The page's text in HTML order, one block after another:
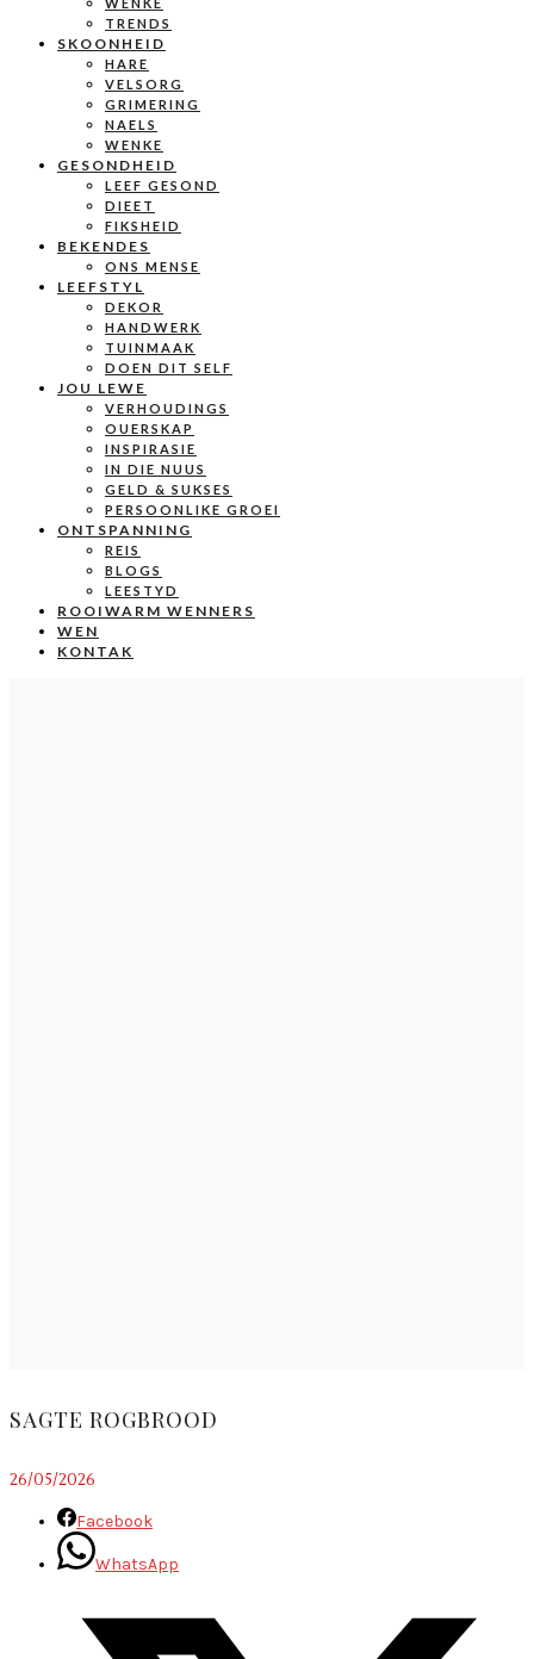
TRENDS
SKOONHEID
HARE
VELSORG
GRIMERING
NAELS
WENKE
GESONDHEID
LEEF GESOND
DIEET
FIKSHEID
BEKENDES
ONS MENSE
LEEFSTYL
DEKOR
HANDWERK
TUINMAAK
DOEN DIT SELF
JOU LEWE
VERHOUDINGS
OUERSKAP
INSPIRASIE
IN DIE NUUS
GELD & SUKSES
PERSOONLIKE GROEI
ONTSPANNING
REIS
BLOGS
LEESTYD
ROOIWARM WENNERS
WEN
KONTAK
SAGTE ROGBROOD
26/05/2026
Facebook
WhatsApp